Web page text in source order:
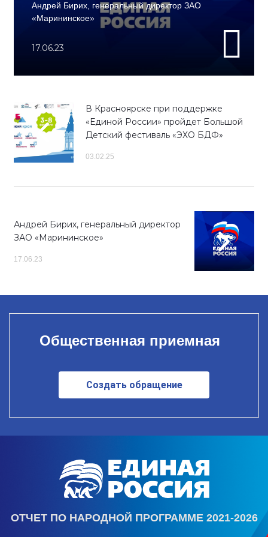
Андрей Бирих, генеральный директор ЗАО
«Марининское»
17.06.23
В Красноярске при поддержке
«Единой России» пройдет Большой
Детский фестиваль «ЭХО БДФ»
03.02.25
Андрей Бирих, генеральный директор
ЗАО «Марининское»
17.06.23
Общественная приемная
Создать обращение
ОТЧЕТ ПО НАРОДНОЙ ПРОГРАММЕ 2021-2026